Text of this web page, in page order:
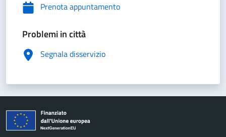
Prenota appuntamento
Problemi in città
Segnala disservizio